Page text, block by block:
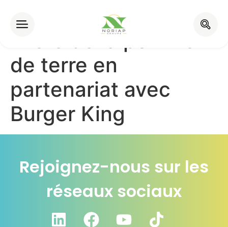
Noriap développe la
filière de la pomme
de terre en
partenariat avec
Burger King
Rejoignez-nous sur les
réseaux sociaux